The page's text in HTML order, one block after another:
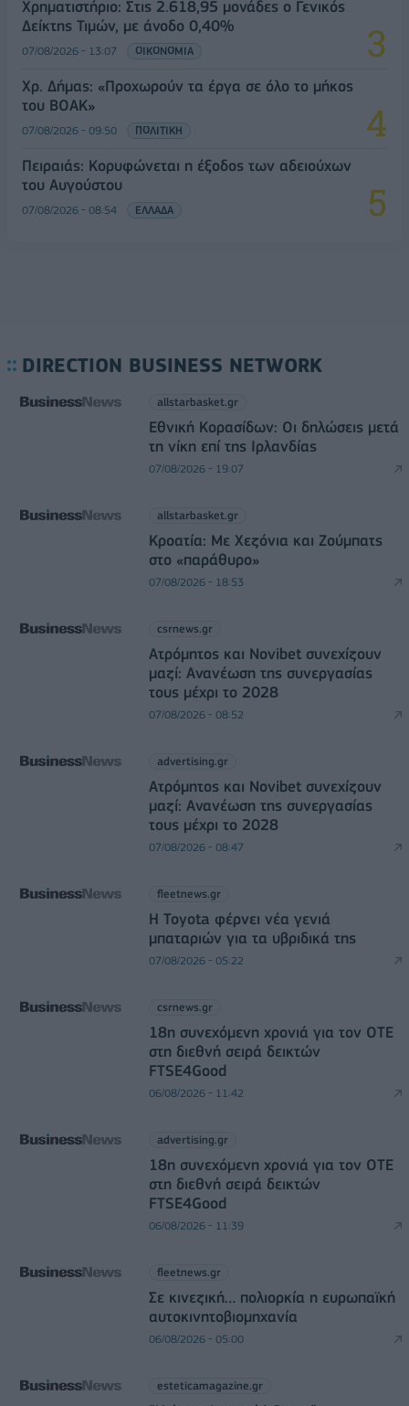
Χρηματιστήριο: Στις 2.618,95 μονάδες ο Γενικός
Δείκτης Τιμών, με άνοδο 0,40%
07/08/2026 - 13:07 ΟΙΚΟΝΟΜΙΑ
Χρ. Δήμας: «Προχωρούν τα έργα σε όλο το μήκος
του ΒΟΑΚ»
07/08/2026 - 09:50 ΠΟΛΙΤΙΚΗ
Πειραιάς: Κορυφώνεται η έξοδος των αδειούχων
του Αυγούστου
07/08/2026 - 08:54 ΕΛΛΑΔΑ
DIRECTION BUSINESS NETWORK
allstarbasket.gr
Εθνική Κορασίδων: Οι δηλώσεις μετά
τη νίκη επί της Ιρλανδίας
07/08/2026 - 19:07
allstarbasket.gr
Κροατία: Με Χεζόνια και Ζούμπατς
στο «παράθυρο»
07/08/2026 - 18:53
csrnews.gr
Ατρόμητος και Novibet συνεχίζουν
μαζί: Ανανέωση της συνεργασίας
τους μέχρι το 2028
07/08/2026 - 08:52
advertising.gr
Ατρόμητος και Novibet συνεχίζουν
μαζί: Ανανέωση της συνεργασίας
τους μέχρι το 2028
07/08/2026 - 08:47
fleetnews.gr
Η Toyota φέρνει νέα γενιά
μπαταριών για τα υβριδικά της
07/08/2026 - 05:22
csrnews.gr
18η συνεχόμενη χρονιά για τον ΟΤΕ
στη διεθνή σειρά δεικτών
FTSE4Good
06/08/2026 - 11:42
advertising.gr
18η συνεχόμενη χρονιά για τον ΟΤΕ
στη διεθνή σειρά δεικτών
FTSE4Good
06/08/2026 - 11:39
fleetnews.gr
Σε κινεζική… πολιορκία η ευρωπαϊκή
αυτοκινητοβιομηχανία
06/08/2026 - 05:00
esteticamagazine.gr